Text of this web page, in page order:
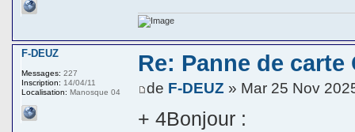
Re: Panne de
de F-DEUZ » Mar 25 Nov
+ 4Bonjour :
F-DEUZ
Messages: 227
Inscription: 14/04/11
Localisation: Manosque 04